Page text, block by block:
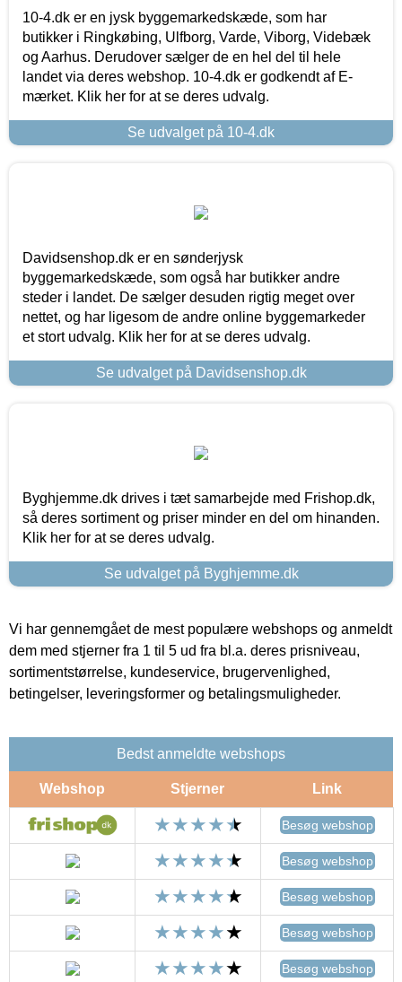
10-4.dk er en jysk byggemarkedskæde, som har
butikker i Ringkøbing, Ulfborg, Varde, Viborg, Videbæk
og Aarhus. Derudover sælger de en hel del til hele
landet via deres webshop. 10-4.dk er godkendt af E-
mærket. Klik her for at se deres udvalg.
Se udvalget på 10-4.dk
Davidsenshop.dk er en sønderjysk
byggemarkedskæde, som også har butikker andre
steder i landet. De sælger desuden rigtig meget over
nettet, og har ligesom de andre online byggemarkeder
et stort udvalg. Klik her for at se deres udvalg.
Se udvalget på Davidsenshop.dk
Byghjemme.dk drives i tæt samarbejde med Frishop.dk,
så deres sortiment og priser minder en del om hinanden.
Klik her for at se deres udvalg.
Se udvalget på Byghjemme.dk
Vi har gennemgået de mest populære webshops og anmeldt
dem med stjerner fra 1 til 5 ud fra bl.a. deres prisniveau,
sortimentstørrelse, kundeservice, brugervenlighed,
betingelser, leveringsformer og betalingsmuligheder.
Bedst anmeldte webshops
Webshop Stjerner Link
Besøg webshop
Besøg webshop
Besøg webshop
Besøg webshop
Besøg webshop